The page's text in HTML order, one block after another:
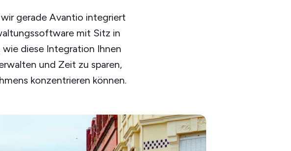
gerade Avantio integriert
mit Sitz in
diese Integration Ihnen
und Zeit zu sparen,
konzentrieren können.